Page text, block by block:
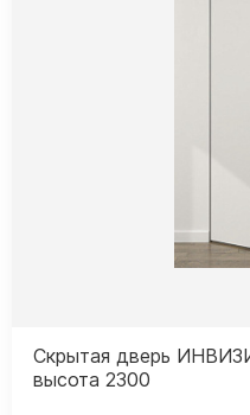
Скрытая дверь
высота 2300